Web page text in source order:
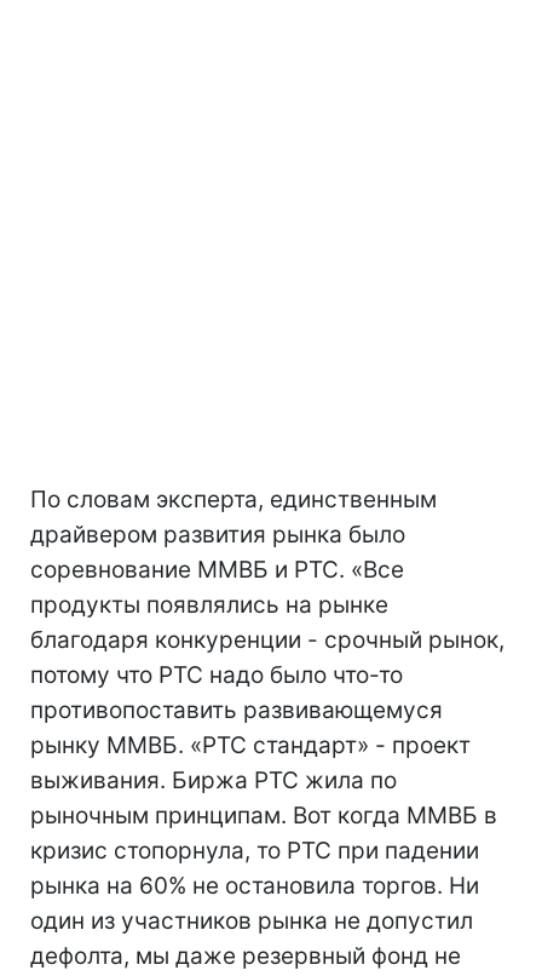
По словам эксперта, единственным
драйвером развития рынка было
соревнование ММВБ и РТС. «Все
продукты появлялись на рынке
благодаря конкуренции - срочный рынок,
потому что РТС надо было что-то
противопоставить развивающемуся
рынку ММВБ. «РТС стандарт» - проект
выживания. Биржа РТС жила по
рыночным принципам. Вот когда ММВБ в
кризис стопорнула, то РТС при падении
рынка на 60% не остановила торгов. Ни
один из участников рынка не допустил
дефолта, мы даже резервный фонд не